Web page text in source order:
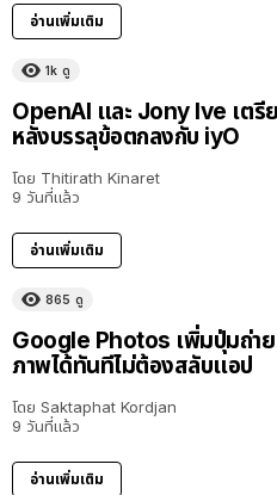
อ่านเพิ่มเติม
1k ดู
OpenAI และ Jony Ive เตรี
หลังบรรลุข้อตกลงกับ iyO
โดย Thitirath Kinaret
9 วันที่แล้ว
อ่านเพิ่มเติม
865 ดู
Google Photos เพิ่มปุ่มถ่าย
ภาพได้ทันทีไม่ต้องสลับแอป
โดย Saktaphat Kordjan
9 วันที่แล้ว
อ่านเพิ่มเติม